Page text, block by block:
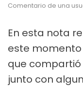
Comentario de una
En esta nota
este
que compartió
junto con